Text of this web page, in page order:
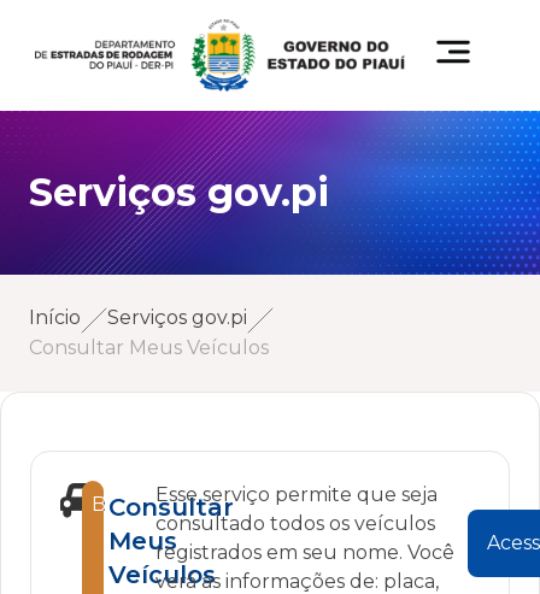
Serviços gov.pi
Início
Serviços gov.pi
Consultar Meus Veículos
Bronze
Consultar
Meus
Veículos
Esse serviço permite que seja
consultado todos os veículos
registrados em seu nome. Você
verá as informações de: placa,